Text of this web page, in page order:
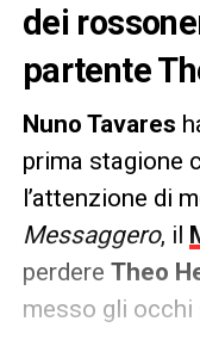
dei
partente
Nuno Tavares
prima stagione
l’attenzione di
Messaggero, il
perdere Theo
messo gli occhi